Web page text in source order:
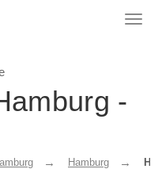
-
Hamburg